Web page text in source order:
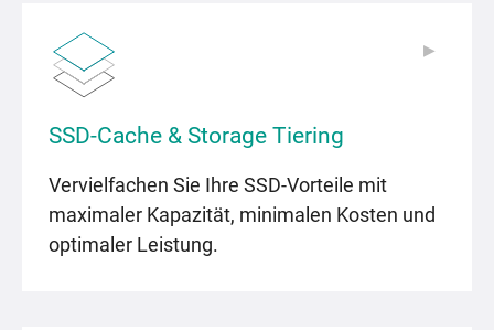
SSD-Cache & Storage Tiering
Vervielfachen Sie Ihre SSD-Vorteile mit
maximaler Kapazität, minimalen Kosten und
optimaler Leistung.
▶